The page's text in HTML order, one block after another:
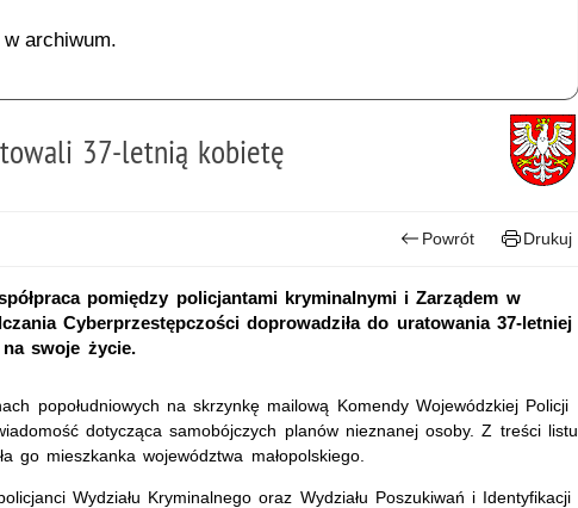
archiwum.
37-letnią kobietę
Powrót Drukuj
pomiędzy policjantami kryminalnymi i Zarządem w
Cyberprzestępczości doprowadziła do uratowania 37-letniej
swoje życie.
popołudniowych na skrzynkę mailową Komendy Wojewódzkiej Policji
dotycząca samobójczych planów nieznanej osoby. Z treści listu
go mieszkanka województwa małopolskiego.
Wydziału Kryminalnego oraz Wydziału Poszukiwań i Identyfikacji